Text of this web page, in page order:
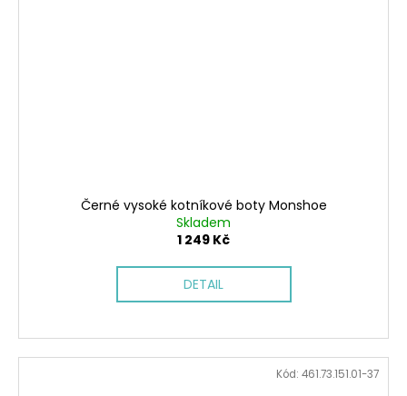
Černé vysoké kotníkové boty Monshoe
Skladem
1 249 Kč
DETAIL
Kód: 461.73.151.01-37